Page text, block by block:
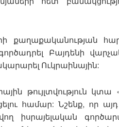
Բայդենի
Ուկրաինային:
թույլտվություն կտա
համար: Նշենք, որ
իսրայելական